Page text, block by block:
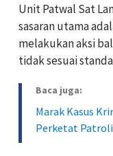
Unit Patwal Sat
sasaran utama
melakukan aksi
tidak sesuai
Baca juga:
Marak Kasus
Perketat